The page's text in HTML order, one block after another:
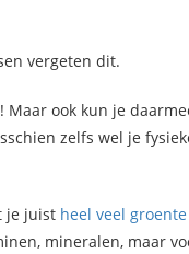
vergeten dit.
Maar ook kun je
zelfs wel je
je juist heel veel
mineralen, maar